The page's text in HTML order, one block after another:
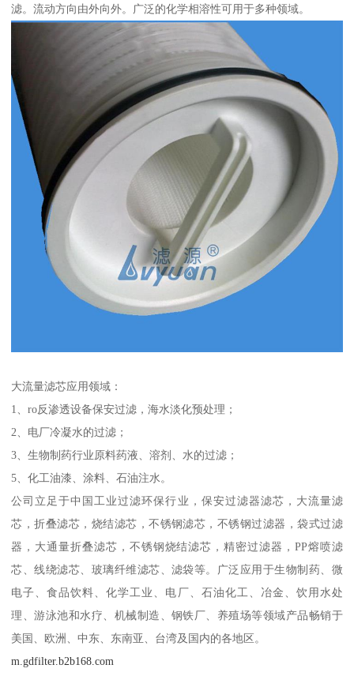
滤。流动方向由外向外。广泛的化学相溶性可用于多种领域。
大流量滤芯应用领域：
1、ro反渗透设备保安过滤，海水淡化预处理；
2、电厂冷凝水的过滤；
3、生物制药行业原料药液、溶剂、水的过滤；
5、化工油漆、涂料、石油注水。
公司立足于中国工业过滤环保行业，保安过滤器滤芯，大流量滤
芯，折叠滤芯，烧结滤芯，不锈钢滤芯，不锈钢过滤器，袋式过滤
器，大通量折叠滤芯，不锈钢烧结滤芯，精密过滤器，PP熔喷滤
芯、线绕滤芯、玻璃纤维滤芯、滤袋等。广泛应用于生物制药、微
电子、食品饮料、化学工业、电厂、石油化工、冶金、饮用水处
理、游泳池和水疗、机械制造、钢铁厂、养殖场等领域产品畅销于
美国、欧洲、中东、东南亚、台湾及国内的各地区。
m.gdfilter.b2b168.com